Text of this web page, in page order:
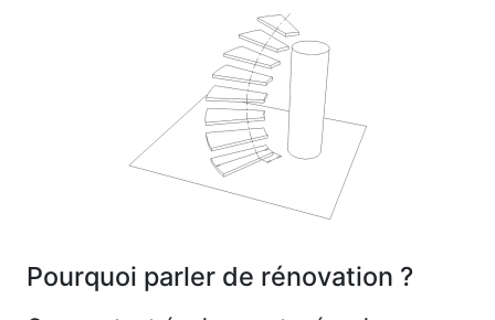
Pourquoi parler de rénovation ?